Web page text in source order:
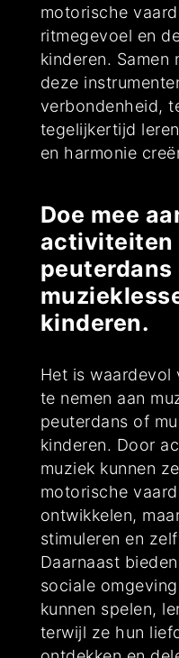
motorische
ritmegevoel en
kinderen. Samen
deze
verbondenheid,
tegelijkertijd
en harmonie
Doe mee
activiteiten
peuterdans
kinderen.
Het is waardevol
te nemen aan
peuterdans of
kinderen. Door
muziek kunnen
motorische
ontwikkelen,
stimuleren en
Daarnaast
sociale
kunnen spelen,
terwijl ze hun